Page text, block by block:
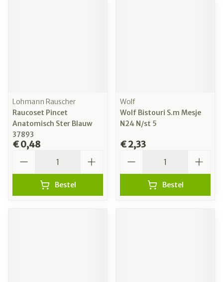
Lohmann Rauscher
Raucoset Pincet
Anatomisch Ster Blauw
37893
€ 0,48
Bestel
Wolf
Wolf Bistouri S.m Mesje
N24 N/st 5
€ 2,33
Bestel